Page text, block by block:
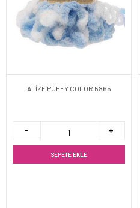
ALİZE PUFFY COLOR 5865
SEPETE EKLE